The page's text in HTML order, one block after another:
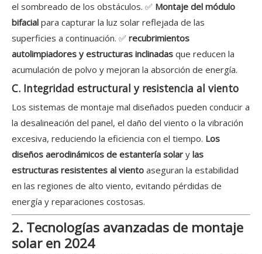
el sombreado de los obstáculos. ✅ Montaje del módulo
bifacial para capturar la luz solar reflejada de las
superficies a continuación. ✅ recubrimientos
autolimpiadores y estructuras inclinadas que reducen la
acumulación de polvo y mejoran la absorción de energía.
C. Integridad estructural y resistencia al viento
Los sistemas de montaje mal diseñados pueden conducir a
la desalineación del panel, el daño del viento o la vibración
excesiva, reduciendo la eficiencia con el tiempo. Los
diseños aerodinámicos de estantería solar y las
estructuras resistentes al viento aseguran la estabilidad
en las regiones de alto viento, evitando pérdidas de
energía y reparaciones costosas.
2. Tecnologías avanzadas de montaje
solar en 2024